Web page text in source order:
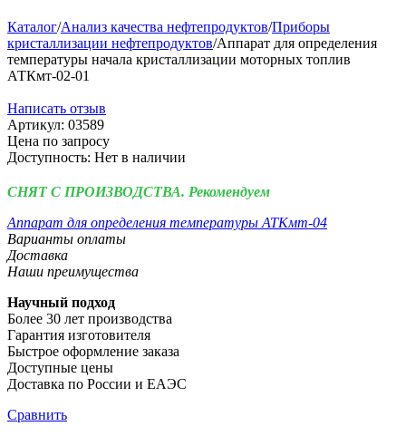
Каталог/Анализ качества нефтепродуктов/Приборы
кристаллизации нефтепродуктов/Аппарат для определения
температуры начала кристаллизации моторных топлив
АТКмт-02-01
Написать отзыв
Артикул: 03589
Цена по запросу
Доступность: Нет в наличии
СНЯТ С ПРОИЗВОДСТВА. Рекомендуем
Аппарат для определения температуры АТКмт-04
Варианты оплаты
Доставка
Наши преимущества
Научный подход
Более 30 лет производства
Гарантия изготовителя
Быстрое оформление заказа
Доступные цены
Доставка по России и ЕАЭС
Сравнить